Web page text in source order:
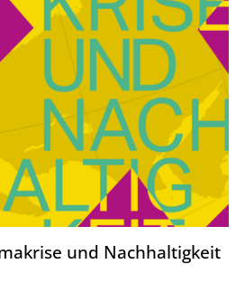
und Nachhaltigkeit